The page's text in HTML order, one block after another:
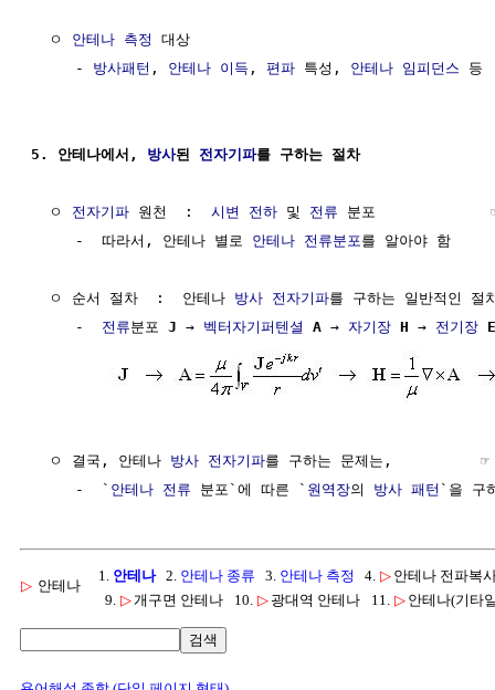
  ㅇ
안테나 측정
대상
     -
방사패턴 , 안테나 이득 , 편파 특성, 안테나 임피던스 등
5. 안테나에서, 방사된 전자기파를 구하는 절차
  ㅇ
전자기파 원천  : 시변 전하 및 전류 분포
     -  따라서, 안테나 별로
안테나 전류분포를 알아야 함
  ㅇ 순서 절차  :  안테나
방사 전자기파를 구하는 일반적인 절
     -
전류분포 J → 벡터자기퍼텐셜 A → 자기장 H → 전기장 E
  ㅇ 결국, 안테나
방사 전자기파를 구하는 문제는,
     -  `
안테나 전류 분포`에 따른 ` 원역장의 방사 패턴
▷ 안테나
1. 안테나2. 안테나 종류 3. 안테나 측정 4. ▷ 안테나 전파복
9. ▷ 개구면 안테나 10. ▷ 광대역 안테나 11. ▷ 안테나(기타
검색